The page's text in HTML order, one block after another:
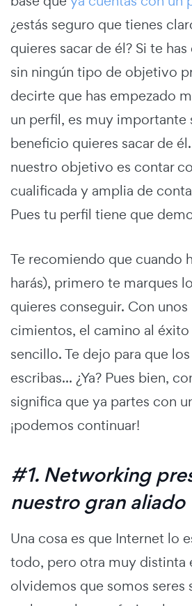
¿estás seguro que tienes
quieres sacar de él? Si te
sin ningún tipo de objetivo
decirte que has empezado
un perfil, es muy importante
beneficio quieres sacar de
nuestro objetivo es contar
cualificada y amplia de
Pues tu perfil tiene que
Te recomiendo que cuando
harás), primero te marques
quieres conseguir. Con unos
cimientos, el camino al
sencillo. Te dejo para que
escribas... ¿Ya? Pues bien,
significa que ya partes con
¡podemos continuar!
#1. Networking
nuestro gran aliado
Una cosa es que Internet lo
todo, pero otra muy distinta
olvidemos que somos seres